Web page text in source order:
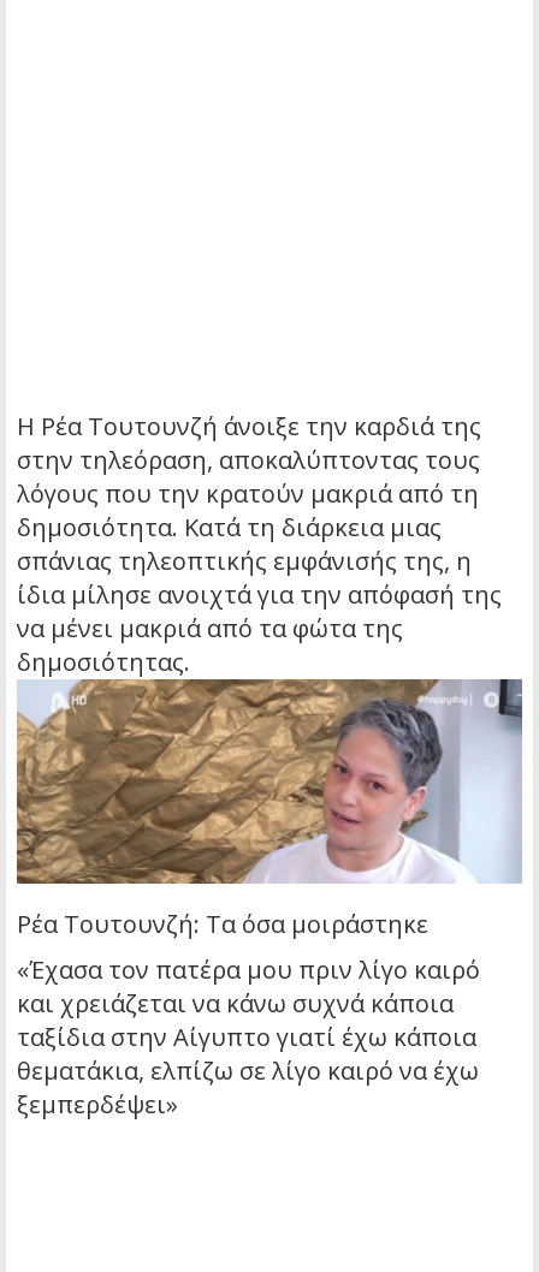
Η Ρέα Τουτουνζή άνοιξε την καρδιά της
στην τηλεόραση, αποκαλύπτοντας τους
λόγους που την κρατούν μακριά από τη
δημοσιότητα. Κατά τη διάρκεια μιας
σπάνιας τηλεοπτικής εμφάνισής της, η
ίδια μίλησε ανοιχτά για την απόφασή της
να μένει μακριά από τα φώτα της
δημοσιότητας.
Ρέα Τουτουνζή: Τα όσα μοιράστηκε
«Έχασα τον πατέρα μου πριν λίγο καιρό
και χρειάζεται να κάνω συχνά κάποια
ταξίδια στην Αίγυπτο γιατί έχω κάποια
θεματάκια, ελπίζω σε λίγο καιρό να έχω
ξεμπερδέψει»